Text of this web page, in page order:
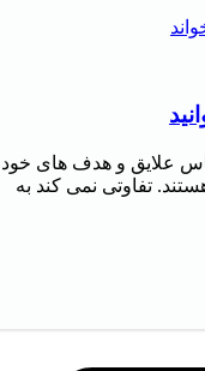
علایق و هدف‌ های خود
تفاوتی نمی‌ کند به